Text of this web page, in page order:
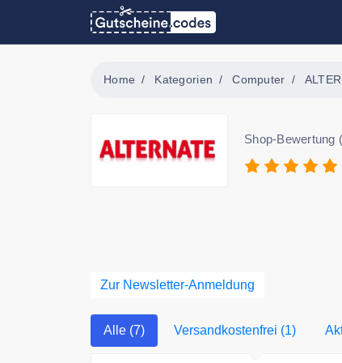
Home Kategorien Computer
Shop-Bewertung
Zur Newsletter-Anmeldung
Alle (7) Versandkostenfrei (1)